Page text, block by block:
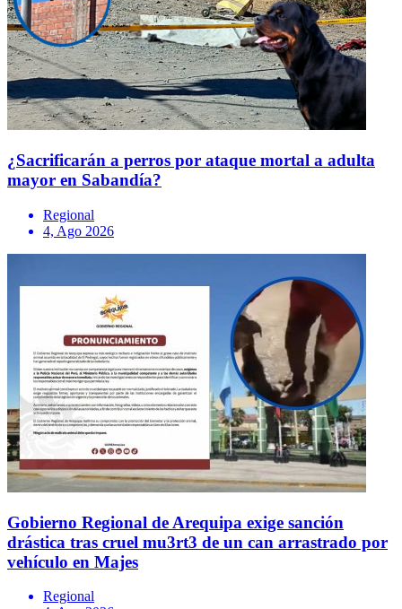
¿Sacrificarán a perros por ataque mortal a adulta
mayor en Sabandía?
Regional
4, Ago 2026
Gobierno Regional de Arequipa exige sanción
drástica tras cruel mu3rt3 de un can arrastrado por
vehículo en Majes
Regional